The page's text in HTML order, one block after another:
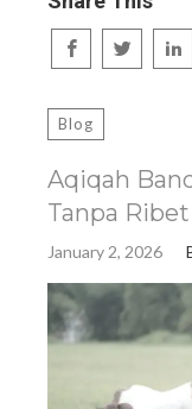
Blog
Aqiqah
Tanpa
January 2, 2026